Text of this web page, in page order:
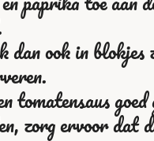
ook in blokjes
tomatensaus
zorg ervoor dat